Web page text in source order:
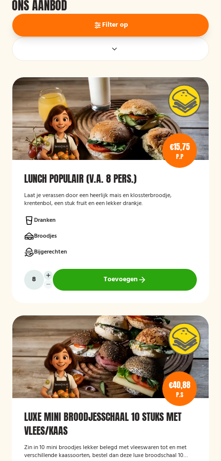
ONS AANBOD
Filter op
€15,75
P.P
LUNCH POPULAIR (V.A. 8 PERS.)
Laat je verassen door een heerlijk mais en klossterbroodje,
krentenbol, een stuk fruit en een lekker drankje.
Dranken
Broodjes
Bijgerechten
Toevoegen
€40,88
P.S
LUXE MINI BROODJESSCHAAL 10 STUKS MET
VLEES/KAAS
Zin in 10 mini broodjes lekker belegd met vleeswaren tot en met
verschillende kaassoorten, bestel dan deze luxe broodschaal 10